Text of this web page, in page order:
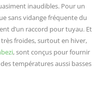
inaudibles. Pour un
sans vidange fréquente du
d’un raccord pour tuyau. Et
froides, surtout en hiver,
, sont conçus pour fournir
températures aussi basses